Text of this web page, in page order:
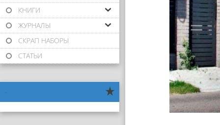
КНИГИ
ЖУРНАЛЫ
СКРАП НАБОРЫ
СТАТЬИ